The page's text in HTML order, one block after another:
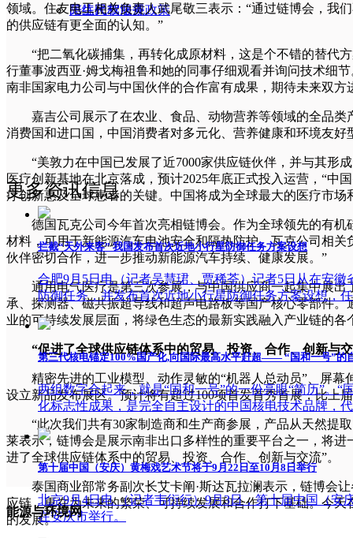
陪练代驾服务
民生民权法规政策
领域。住友电工相关负责人武尾敬三表示：“通过链博会，我
的供应链有更全面的认知。”
“把二氧化碳捕集，再转化成原材料，这是个不错的替代方
行董事波西亚·姆戈梅祖鲁和她的同事仔细观看并询问技术细
南非国家电力公司与中国伙伴的合作富有成果，期待未来双方
嘉吉公司展示了在农业、食品、动物营养等领域的全品类
消费国和进口国，中国消费者对多元化、营养健康和环境友
“美敦力在中国已发展了近7000家供应链伙伴，并与其形成
医疗创新基地在北京落成，预计2025年底正式投入运营，“中
疗创新惠及全球患者的关键。中国将成为全球最大的医疗市
德国瓦克公司今年首次亮相链博会。作为全球领先的有机
材料，可用于新能源汽车电池安全和隔热防护。瓦克公司相
伙伴密切合作，进一步推动新能源汽车持续、健康发展。”
通用电气医疗是第三次参展，与中国供应商一起集中展出
承、探测器、磁共振超导线和超声电路板等国产核心零部件
业的可持续发展层面，将绿色生态的最新实践融入产业链的
“促进了全球供应链体系中的贸易、投资、合作、创新与
精密先进的工业模型、动作灵敏的“机器人总动员”、屏幕
设立新品发布展区。预计将有超过100项首发首秀首展，比上
“此次我们共有30家制造商和生产商参展，产品从天然提取
莱表示，链博会是展示南非出口多样性的重要平台之一，将
进了全球供应链体系中的贸易、投资、合作、创新与交流”。
泰国商业部常务副次长艾卡阐·斯达瓦拉澜表示，链博会让
应链，更在为未来的繁荣、可持续发展和合作打下基础。今
的发展。”
更多资讯信息
拦截“天外来客” 我国发布首次近地小行星防御任务方案设想
合肥9月5日电（记者吴慧珺、贾稀荃）记者5日从在安
防御任务，并发布首次近地小行星防御任务方案设想，
第三代核电锚定100%国产化,向国际最高水平赶超—— “国和一号”的
两组数字合起来，就是“国和一号”的一份亮眼“简历”。
化标志性成果，是完全自主设计的中国核电技术品牌，
第十届中国（安庆）黄梅戏艺术节将于9月22日至10月8日举行
北京9月4日电 （记者韦衍行）9月3日，第十届中国（
在安庆市举行。
能源与环境网